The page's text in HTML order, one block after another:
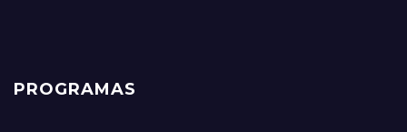
PROGRAMAS